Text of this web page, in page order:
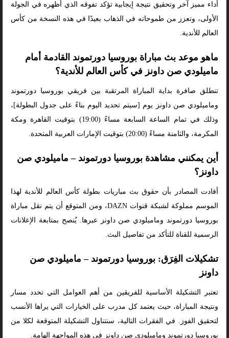
أداء مميز آخر وتحقيق نتيجة إيجابية تؤكد تفوقه الذي أظهره في الجولة
الأولى، وتعزز من طموحاته في الذهاب بعيدًا في هذه النسخة من كأس
العالم للأندية.
ماهو موعد بث مباراة بوروسيا دورتموند القادمة أمام
ماميلودي صن داونز في كأس العالم للأندية؟
تنطلق صافرة بداية المباراة المرتقبة بين فريقي بوروسيا دورتموند
وماميلودي صن داونز يوم [سيتم تحديد اليوم بناءً على جدول البطولة]،
وذلك في تمام الساعة السابعة مساءً (19:00) بتوقيت القاهرة ومكة
المكرمة، والثامنة مساءً (20:00) بتوقيت الإمارات العربية المتحدة.
أين يمكنني مشاهدة بوروسيا دورتموند – ماميلودي صن
داونز؟
أفادت المصادر بأن حقوق بث مباريات بطولة كأس العالم للأندية لهذا
الموسم مملوكة لشبكة قنوات DAZN، ومن المتوقع أن يتم نقل مباراة
بوروسيا دورتموند وماميلودي صن داونز عبرها. يُنصح بمتابعة الإعلانات
الرسمية للقناة للتأكد من تفاصيل البث.
تشكيلات الفِرَق: بوروسيا دورتموند – ماميلودي صن
داونز
تعتبر التشكيلة الأساسية للفريقين من أهم العوامل التي تحدد مسار
ونتيجة المباراة، حيث يعتمد كل مدرب على الخيارات التي يراها الأنسب
لتحقيق الفوز. في الفقرات التالية، سنتناول التشكيلة المتوقعة لكلا من
بوروسيا دورتموند وماميلودي صن داونز في هذه المواجهة الهامة.